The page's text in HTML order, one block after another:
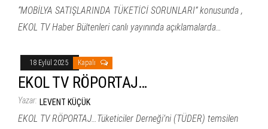
“MOBİLYA SATIŞLARINDA TÜKETİCİ SORUNLARI” konusunda ,
EKOL TV Haber Bültenleri canlı yayınında açıklamalarda…
18 Eylül 2025 Kapalı
EKOL TV RÖPORTAJ…
Yazar: LEVENT KÜÇÜK
EKOL TV RÖPORTAJ…Tüketiciler Derneği’ni (TÜDER) temsilen